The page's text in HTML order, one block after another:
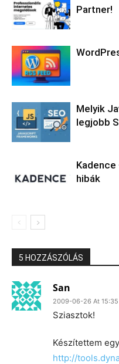
Partner!
Melyik
legjobb
hibák
5 HOZZÁSZÓLÁS
San
2009-06-26 At 15:35
Sziasztok!
Készítettem
http://